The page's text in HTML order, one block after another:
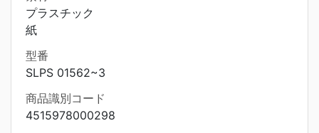
プラスチック
紙
型番
SLPS 01562~3
商品識別コード
4515978000298